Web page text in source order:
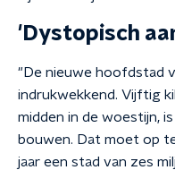
'Dystopisch
"De nieuwe hoofdstad
indrukwekkend. Vijftig
midden in de woestijn,
bouwen. Dat moet op
jaar een stad van zes